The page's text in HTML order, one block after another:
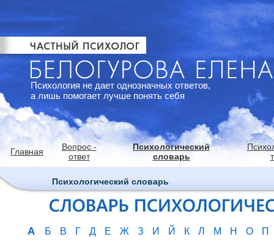
Психология не дает однозначных ответов,
а лишь помогает лучше понять себя
Главная
Вопрос -
ответ
Психологический
словарь
Психологический словарь
А Б В Г Д Е Ж З И Й К Л М Н О
П